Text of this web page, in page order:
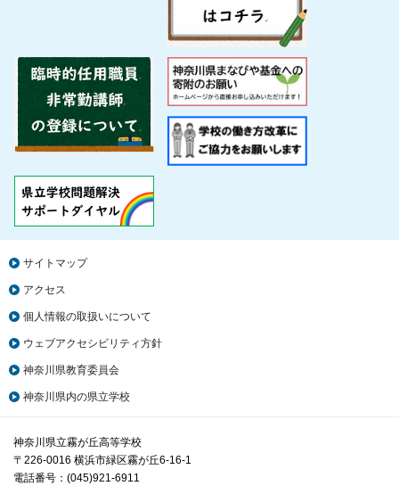
サイトマップ
アクセス
個人情報の取扱いについて
ウェブアクセシビリティ方針
神奈川県教育委員会
神奈川県内の県立学校
神奈川県立霧が丘高等学校
〒226-0016 横浜市緑区霧が丘6-16-1
電話番号：(045)921-6911